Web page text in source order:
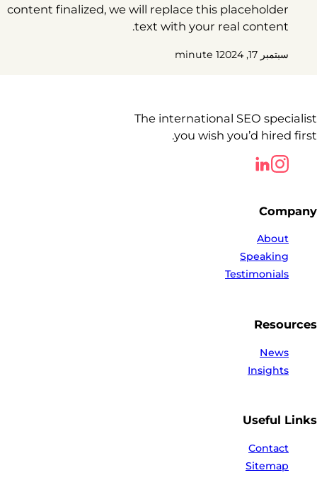
content finalized, we will replace this placeholder
text with your real content.
سبتمبر 17, 2024 1 minute
The international SEO specialist
you wish you’d hired first.
Follow us on LinkedIn
Follow us on LinkedIn
Company
About
Speaking
Testimonials
Resources
News
Insights
Useful Links
Contact
Sitemap